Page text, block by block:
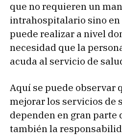
que no requieren un
intrahospitalario sino en
puede realizar a nivel
necesidad que la
acuda al servicio de
Aquí se puede observar
mejorar los servicios de
dependen en gran parte
también la